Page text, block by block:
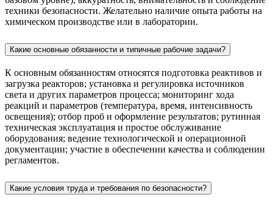
техники безопасности. Желательно наличие опыта работы на
химическом производстве или в лаборатории.
Какие основные обязанности и типичные рабочие задачи?
К основным обязанностям относятся подготовка реактивов и
загрузка реакторов; установка и регулировка источников
света и других параметров процесса; мониторинг хода
реакций и параметров (температура, время, интенсивность
освещения); отбор проб и оформление результатов; рутинная
техническая эксплуатация и простое обслуживание
оборудования; ведение технологической и операционной
документации; участие в обеспечении качества и соблюдении
регламентов.
Какие условия труда и требования по безопасности?